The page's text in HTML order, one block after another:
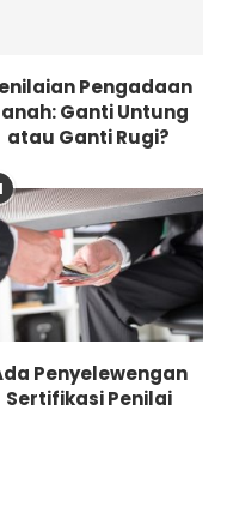
Pengadaan
Ganti Untung
atau Ganti Rugi?
Penyelewengan
Sertifikasi Penilai